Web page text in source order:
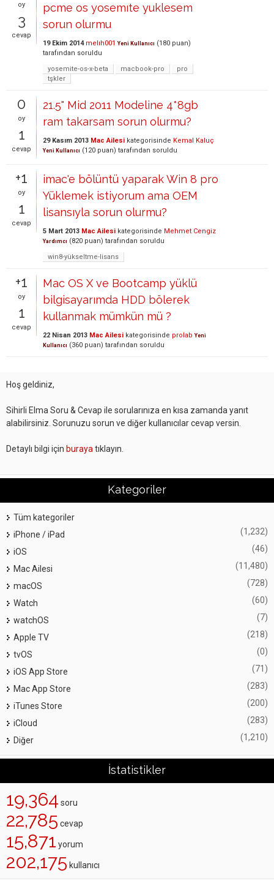
oy
3
cevap
pcme os yosemıte yuklesem
sorun olurmu
19 Ekim 2014 melıh001 Yeni Kullanıcı (180 puan)
tarafından soruldu
yosemite-os-x-beta
macbook-pro
pro
tşkler
0
oy
1
cevap
21.5" Mid 2011 Modeline 4*8gb
ram takarsam sorun olurmu?
29 Kasım 2013 Mac Ailesi kategorisinde Kemal Kaluç
Yeni Kullanıcı (120 puan) tarafından soruldu
+1
oy
1
cevap
imac'e bölüntü yaparak Win 8 pro
Yüklemek istiyorum ama OEM
lisansıyla sorun olurmu?
5 Mart 2013 Mac Ailesi kategorisinde Mehmet Cengiz
Yardımcı (820 puan) tarafından soruldu
win8-yükseltme-lisans
+1
oy
1
cevap
Mac OS X ve Bootcamp yüklü
bilgisayarımda HDD bölerek
kullanmak mümkün mü ?
22 Nisan 2013 Mac Ailesi kategorisinde prolab Yeni
Kullanıcı (360 puan) tarafından soruldu
Hoş geldiniz,
Sihirli Elma Soru & Cevap ile sorularınıza en kısa zamanda yanıt
alabilirsiniz. Sorunuzu sorun ve diğer kullanıcılar cevap versin.
Detaylı bilgi için buraya tıklayın.
Kategoriler
Tüm kategoriler
iPhone / iPad
(1,232)
iOS (46)
Mac Ailesi (11,480)
macOS (728)
Watch (60)
watchOS (7)
Apple TV (218)
tvOS (0)
iOS App Store (71)
Mac App Store (283)
iTunes Store (200)
iCloud (283)
Diğer (1,210)
İstatistikler
19,364 soru
22,785 cevap
15,871 yorum
202,175 kullanıcı